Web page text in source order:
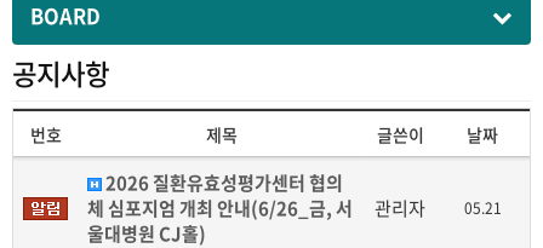
BOARD
공지사항
번호 제목 글쓴이 날짜
2026 질환유효성평가센터 협의
체 심포지엄 개최 안내(6/26_금, 서
울대병원 CJ홀)
관리자 05.21